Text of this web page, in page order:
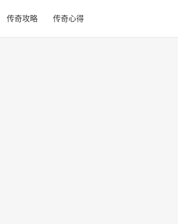
传奇攻略 传奇心得